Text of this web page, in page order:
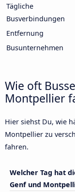
Tägliche
Busverbindungen
Entfernung
Busunternehmen
Wie oft
Montpellier
Hier siehst Du, wie
Montpellier zu
fahren.
Welcher Tag hat
Genf und